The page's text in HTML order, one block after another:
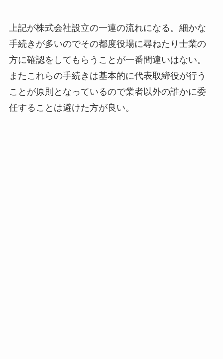
上記が株式会社設立の一連の流れになる。細かな
手続きが多いのでその都度役場に尋ねたり士業の
方に確認をしてもらうことが一番間違いはない。
またこれらの手続きは基本的に代表取締役が行う
ことが原則となっているので業者以外の誰かに委
任することは避けた方が良い。